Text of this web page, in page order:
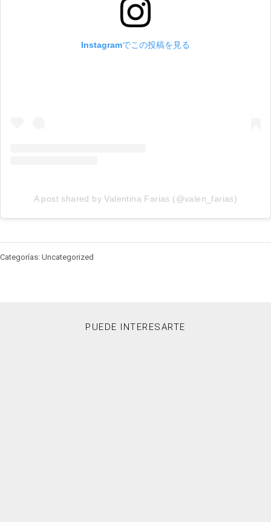
Instagramでこの投稿を見る
A post shared by Valentina Farias (@valen_farias)
Categorías: Uncategorized
PUEDE INTERESARTE